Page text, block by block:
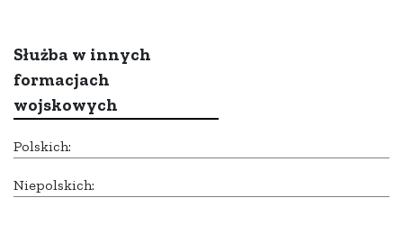
Służba w innych
formacjach
wojskowych
Polskich:
Niepolskich: